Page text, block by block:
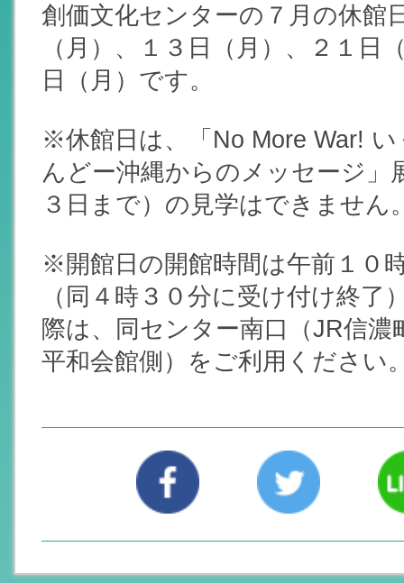
創価文化センターの７月の休館
（月）、１３日（月）、２１日
日（月）です。
※休館日は、「No More War!
んどー沖縄からのメッセージ」
３日まで）の見学はできません
※開館日の開館時間は午前１０
（同４時３０分に受け付け終了
際は、同センター南口（JR信濃
平和会館側）をご利用ください